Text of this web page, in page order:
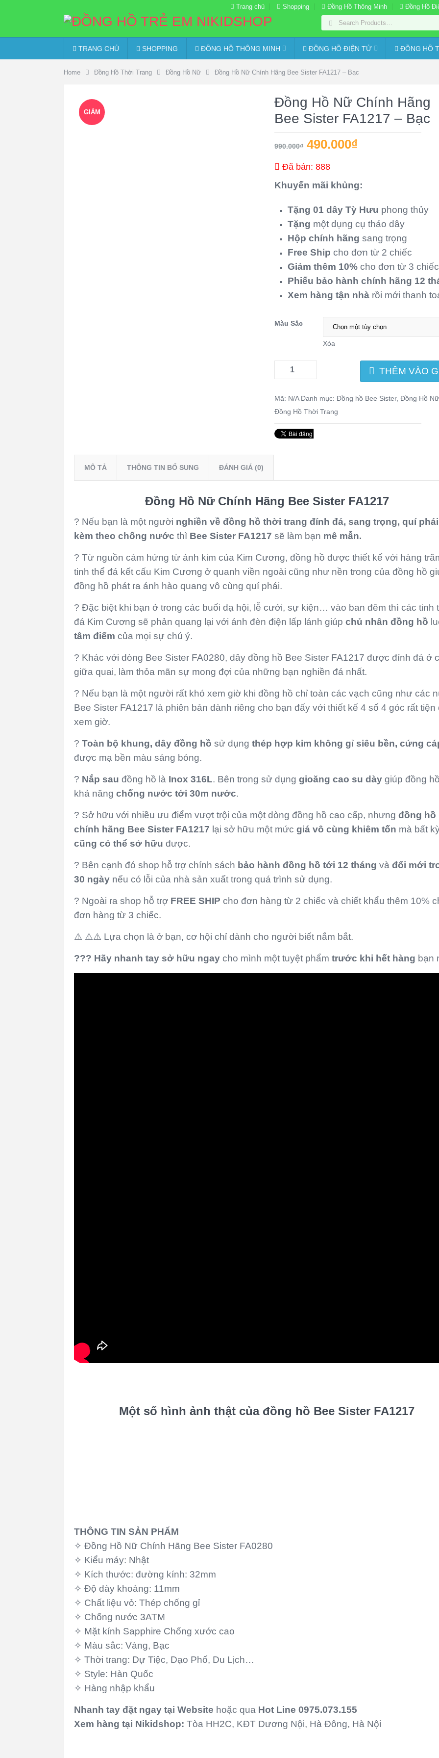
Trang chủ Shopping Đồng Hồ Thông Minh Đồng Hồ
TRANG CHỦ SHOPPING ĐỒNG HỒ THÔNG MINH ĐỒNG HỒ ĐIỆN TỬ ĐỒNG HỒ
Home Đồng Hồ Thời Trang Đồng Hồ Nữ Đồng Hồ Nữ Chính Hãng Bee Sister FA1217 – Bạc
GIẢM
Đồng Hồ Nữ Chính Hãng
Bee Sister FA1217 – Bạc
990.000₫ 490.000₫
Đã bán: 888
Khuyến mãi khủng:
Tặng 01 dây Tỳ Hưu phong thủy
Tặng một dụng cụ tháo dây
Hộp chính hãng sang trọng
Free Ship cho đơn từ 2 chiếc
Giảm thêm 10%cho đơn từ 3 chiếc
Phiếu bảo hành chính hãng 12
Xem hàng tận nhàrồi mới thanh
Màu Sắc
Xóa
THÊM VÀO
Mã: N/A Danh mục:Đồng hồ Bee Sister,Đồng Hồ Nữ
Đồng Hồ Thời Trang
MÔ TẢ THÔNG TIN BỔ SUNG ĐÁNH GIÁ (0)
Đồng Hồ Nữ Chính Hãng Bee Sister FA1217
? Nếu bạn là một người nghiền về đồng hồ thời trang đính đá, sang trọng, quí phái
kèm theo chống nước thì Bee Sister FA1217 sẽ làm bạn mê mẫn.
? Từ nguồn cảm hứng từ ánh kim của Kim Cương, đồng hồ được thiết kế với hàng
tinh thể đá kết cấu Kim Cương ở quanh viền ngoài cũng như nền trong của đồng hồ
đồng hồ phát ra ánh hào quang vô cùng quí phái.
? Đặc biệt khi bạn ở trong các buổi dạ hội, lễ cưới, sự kiện… vào ban đêm thì các tinh
đá Kim Cương sẽ phản quang lại với ánh đèn điện lấp lánh giúp chủ nhân đồng hồ
tâm điểm của mọi sự chú ý.
? Khác với dòng Bee Sister FA0280, dây đồng hồ Bee Sister FA1217 được đính đá ở
giữa quai, làm thỏa mãn sự mong đợi của những bạn nghiền đá nhất.
? Nếu bạn là một người rất khó xem giờ khi đồng hồ chỉ toàn các vạch cũng như các
Bee Sister FA1217 là phiên bản dành riêng cho bạn đấy với thiết kế 4 số 4 góc rất tiện
xem giờ.
? Toàn bộ khung, dây đồng hồ sử dụng thép hợp kim không gỉ siêu bền, cứng
được mạ bền màu sáng bóng.
? Nắp sau đồng hồ là Inox 316L. Bên trong sử dụng gioăng cao su dày giúp đồng
khả năng chống nước tới 30m nước.
? Sở hữu với nhiều ưu điểm vượt trội của một dòng đồng hồ cao cấp, nhưng đồng hồ
chính hãng Bee Sister FA1217 lại sở hữu một mức giá vô cùng khiêm tốn mà bất
cũng có thể sở hữu được.
? Bên cạnh đó shop hỗ trợ chính sách bảo hành đồng hồ tới 12 tháng và đổi mới
30 ngày nếu có lỗi của nhà sản xuất trong quá trình sử dụng.
? Ngoài ra shop hỗ trợ FREE SHIP cho đơn hàng từ 2 chiếc và chiết khẩu thêm 10%
đơn hàng từ 3 chiếc.
⚠️ ⚠️⚠️ Lựa chọn là ở bạn, cơ hội chỉ dành cho người biết nắm bắt.
??? Hãy nhanh tay sở hữu ngay cho mình một tuyệt phẩm trước khi hết hàng bạn
Một số hình ảnh thật của đồng hồ Bee Sister FA1217
THÔNG TIN SẢN PHẨM
✧ Đồng Hồ Nữ Chính Hãng Bee Sister FA0280
✧ Kiểu máy: Nhật
✧ Kích thước: đường kính: 32mm
✧ Độ dày khoảng: 11mm
✧ Chất liệu vỏ: Thép chống gỉ
✧ Chống nước 3ATM
✧ Mặt kính Sapphire Chống xước cao
✧ Màu sắc: Vàng, Bạc
✧ Thời trang: Dự Tiệc, Dạo Phố, Du Lịch…
✧ Style: Hàn Quốc
✧ Hàng nhập khẩu
Nhanh tay đặt ngay tại Website hoặc qua Hot Line 0975.073.155
Xem hàng tại Nikidshop: Tòa HH2C, KĐT Dương Nội, Hà Đông, Hà Nội